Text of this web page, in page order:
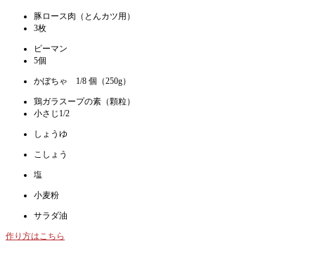
豚ロース肉（とんカツ用）
3枚
ピーマン
5個
かぼちゃ 1/8 個（250g）
鶏ガラスープの素（顆粒）
小さじ1/2
しょうゆ
こしょう
塩
小麦粉
サラダ油
作り方はこちら